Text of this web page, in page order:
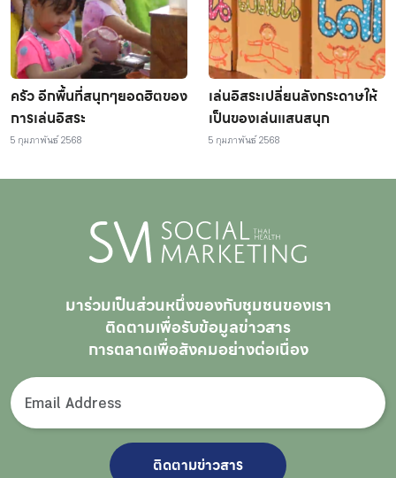
ครัว อีกพื้นที่สนุกๆยอดฮิตของ
การเล่นอิสระ
5 กุมภาพันธ์ 2568
เล่นอิสระเปลี่ยนลังกระดาษให้
เป็นของเล่นแสนสนุก
5 กุมภาพันธ์ 2568
มาร่วมเป็นส่วนหนึ่งของกับชุมชนของเรา
ติดตามเพื่อรับข้อมูลข่าวสาร
การตลาดเพื่อสังคมอย่างต่อเนื่อง
ติดตามข่าวสาร